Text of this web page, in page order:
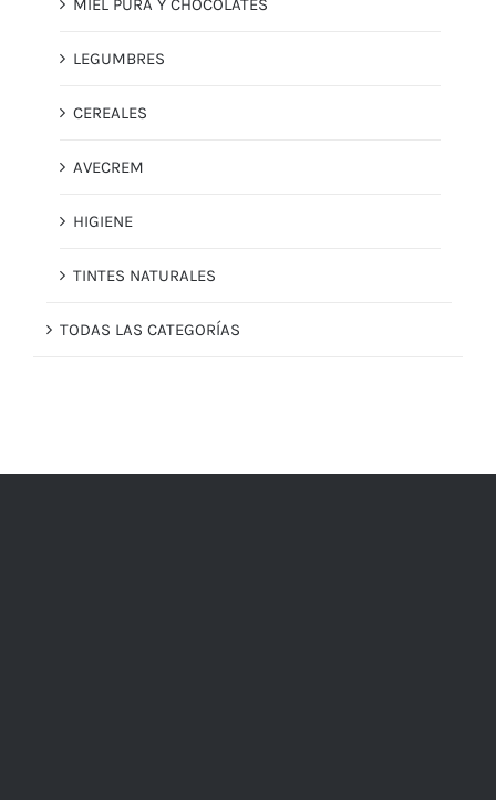
MIEL PURA Y CHOCOLATES
LEGUMBRES
CEREALES
AVECREM
HIGIENE
TINTES NATURALES
TODAS LAS CATEGORÍAS